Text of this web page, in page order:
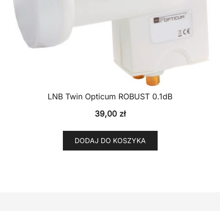
LNB Twin Opticum ROBUST 0.1dB
39,00 zł
DODAJ DO KOSZYKA